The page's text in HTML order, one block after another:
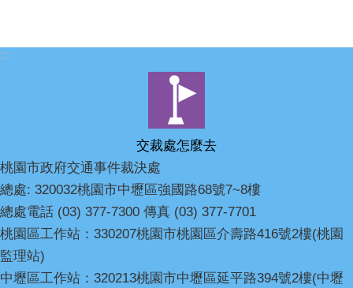
:::
交裁處怎麼去
桃園市政府交通事件裁決處
總處: 320032桃園市中壢區強國路68號7~8樓
總處電話 (03) 377-7300 傳真 (03) 377-7701
桃園區工作站：330207桃園市桃園區介壽路416號2樓(桃園
監理站)
中壢區工作站：320213桃園市中壢區延平路394號2樓(中壢